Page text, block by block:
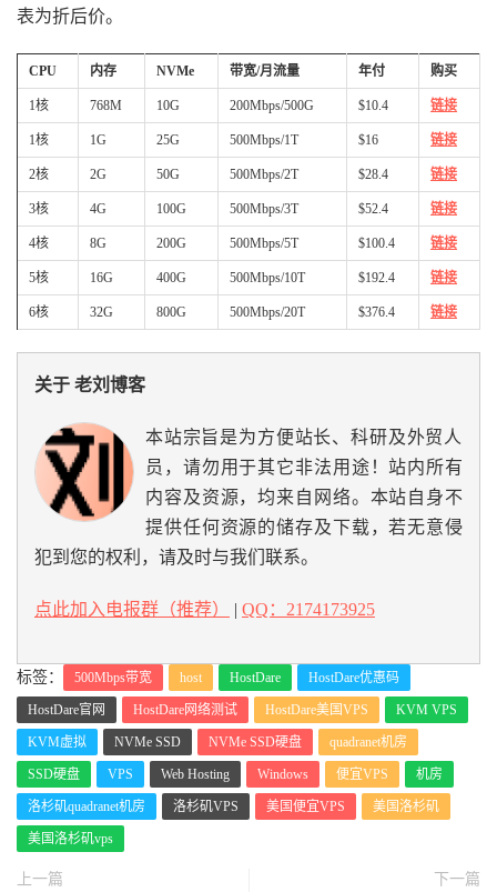
表为折后价。
CPU 内存 NVMe 带宽/月流量 年付 购买
1核 768M 10G 200Mbps/500G $10.4 链接
1核 1G 25G 500Mbps/1T $16 链接
2核 2G 50G 500Mbps/2T $28.4 链接
3核 4G 100G 500Mbps/3T $52.4 链接
4核 8G 200G 500Mbps/5T $100.4 链接
5核 16G 400G 500Mbps/10T $192.4 链接
6核 32G 800G 500Mbps/20T $376.4 链接
关于 老刘博客
本站宗旨是为方便站长、科研及外贸人
员，请勿用于其它非法用途！站内所有
内容及资源，均来自网络。本站自身不
提供任何资源的储存及下载，若无意侵
犯到您的权利，请及时与我们联系。
点此加入电报群（推荐） | QQ：2174173925
标签： 500Mbps带宽 host HostDare HostDare优惠码
HostDare官网 HostDare网络测试 HostDare美国VPS KVM VPS
KVM虚拟 NVMe SSD NVMe SSD硬盘 quadranet机房
SSD硬盘 VPS Web Hosting Windows 便宜VPS 机房
洛杉矶quadranet机房 洛杉矶VPS 美国便宜VPS 美国洛杉矶
美国洛杉矶vps
上一篇
下一篇